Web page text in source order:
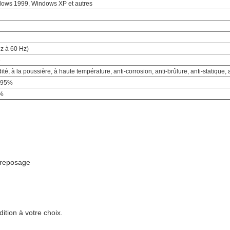
1999, Windows XP et autres
à 60 Hz)
à la poussière, à haute température, anti-corrosion, anti-brûlure, anti-statique,
à votre choix.